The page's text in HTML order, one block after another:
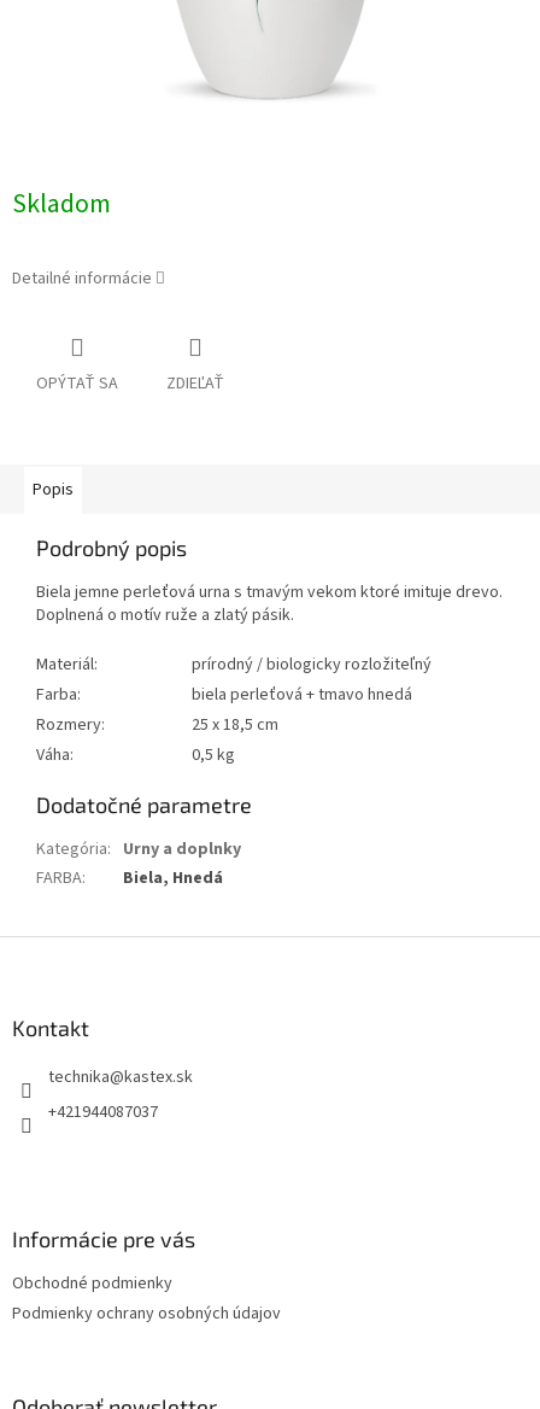
Skladom
Detailné informácie
OPÝTAŤ SA ZDIEĽAŤ
Popis
Podrobný popis
Biela jemne perleťová urna s tmavým vekom ktoré imituje drevo.
Doplnená o motív ruže a zlatý pásik.
Materiál:
prírodný / biologicky rozložiteľný
Farba:
biela perleťová + tmavo hnedá
Rozmery:
25 x 18,5 cm
Váha:
0,5 kg
Dodatočné parametre
Kategória: Urny a doplnky
FARBA: Biela, Hnedá
Kontakt
technika@kastex.sk
+421944087037
Informácie pre vás
Obchodné podmienky
Podmienky ochrany osobných údajov